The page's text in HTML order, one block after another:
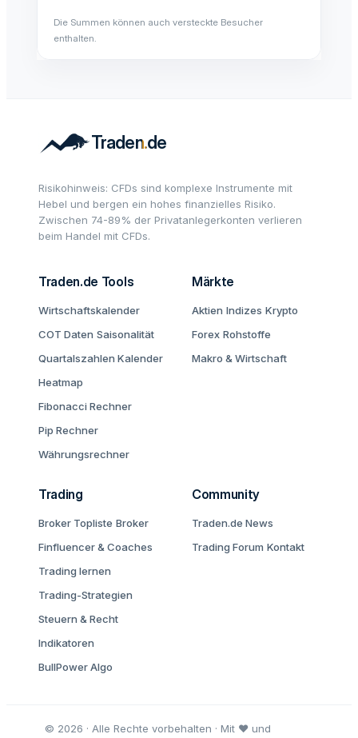
Die Summen können auch versteckte Besucher
enthalten.
Risikohinweis: CFDs sind komplexe Instrumente mit
Hebel und bergen ein hohes finanzielles Risiko.
Zwischen 74-89% der Privatanlegerkonten verlieren
beim Handel mit CFDs.
Traden.de Tools
Wirtschaftskalender
COT Daten Saisonalität
Quartalszahlen Kalender
Heatmap
Fibonacci Rechner
Pip Rechner
Währungsrechner
Märkte
Aktien Indizes Krypto
Forex Rohstoffe
Makro & Wirtschaft
Trading
Broker Topliste Broker
Finfluencer & Coaches
Trading lernen
Trading-Strategien
Steuern & Recht
Indikatoren
BullPower Algo
Community
Traden.de News
Trading Forum Kontakt
© 2026 · Alle Rechte vorbehalten · Mit ♥ und